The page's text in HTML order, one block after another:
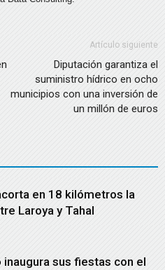
Artículo siguiente
Diputación garantiza el
suministro hídrico en ocho
municipios con una inversión de
un millón de euros
en 18 kilómetros la
Laroya y Tahal
inaugura sus fiestas con el